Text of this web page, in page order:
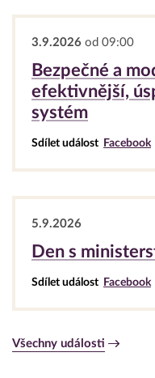
3.9.2026 od 09:00
Bezpečné a
efektivnější,
systém
Sdílet událost Facebook
5.9.2026
Den s
Sdílet událost Facebook
Všechny události